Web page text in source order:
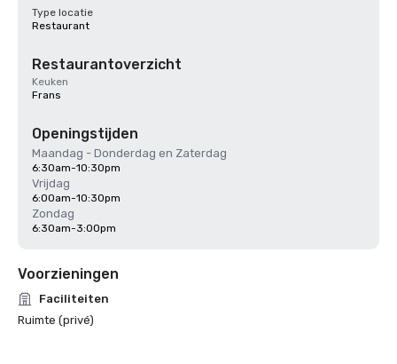
Type locatie
Restaurant
Restaurantoverzicht
Keuken
Frans
Openingstijden
Maandag - Donderdag en Zaterdag
6:30am-10:30pm
Vrijdag
6:00am-10:30pm
Zondag
6:30am-3:00pm
Voorzieningen
Faciliteiten
Ruimte (privé)